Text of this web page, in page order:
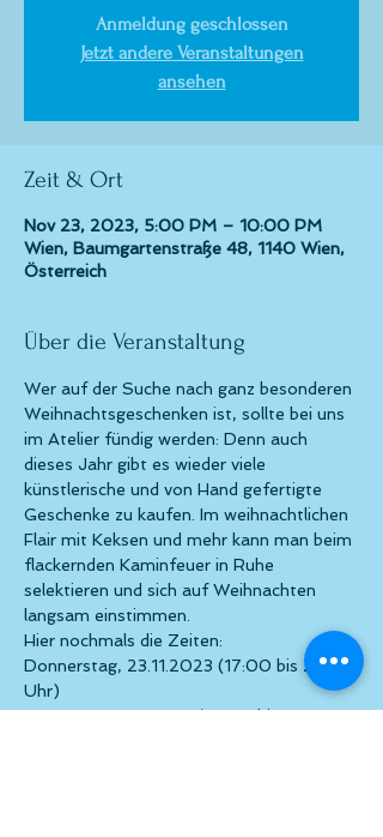
Anmeldung geschlossen
Jetzt andere Veranstaltungen
ansehen
Zeit & Ort
Nov 23, 2023, 5:00 PM – 10:00 PM
Wien, Baumgartenstraße 48, 1140 Wien,
Österreich
Über die Veranstaltung
Wer auf der Suche nach ganz besonderen
Weihnachtsgeschenken ist, sollte bei uns
im Atelier fündig werden: Denn auch
dieses Jahr gibt es wieder viele
künstlerische und von Hand gefertigte
Geschenke zu kaufen. Im weihnachtlichen
Flair mit Keksen und mehr kann man beim
flackernden Kaminfeuer in Ruhe
selektieren und sich auf Weihnachten
langsam einstimmen.
Hier nochmals die Zeiten:
Donnerstag, 23.11.2023 (17:00 bis 22:00
Uhr)
Samstag, 25.11.2023 (16:00 bis 21:00